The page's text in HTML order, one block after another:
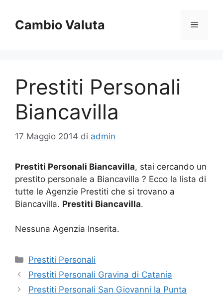
contenuto
Cambio Valuta Menu
Prestiti Personali
Biancavilla
17 Maggio 2014 di admin
Prestiti Personali Biancavilla, stai cercando un
prestito personale a Biancavilla ? Ecco la lista di
tutte le Agenzie Prestiti che si trovano a
Biancavilla. Prestiti Biancavilla.
Nessuna Agenzia Inserita.
Categorie
Prestiti Personali
Prestiti Personali Gravina di Catania
Prestiti Personali San Giovanni la Punta